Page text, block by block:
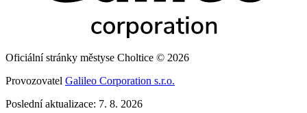
Oficiální stránky městyse Choltice © 2026
Provozovatel Galileo Corporation s.r.o.
Poslední aktualizace: 7. 8. 2026